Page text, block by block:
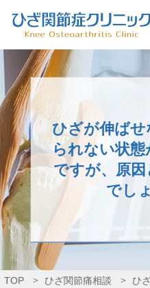
ひざが伸ば
られない状
ですが、原
でし
TOP ひざ関節痛相談 ひ